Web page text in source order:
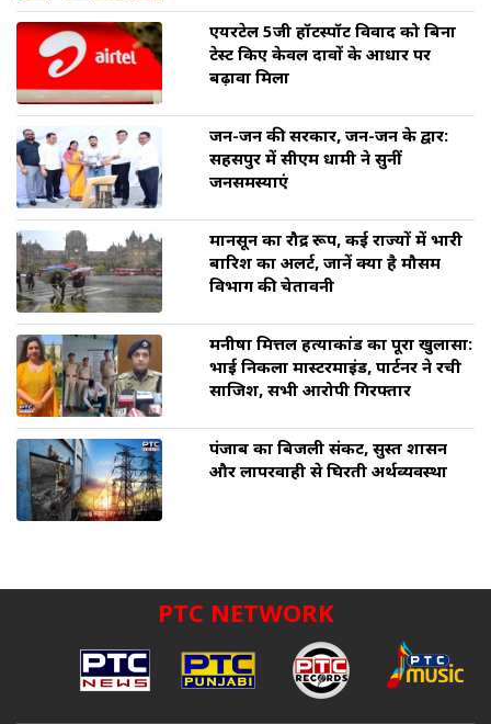
एयरटेल 5जी हॉटस्पॉट विवाद को बिना
टेस्ट किए केवल दावों के आधार पर
बढ़ावा मिला
जन-जन की सरकार, जन-जन के द्वार:
सहसपुर में सीएम धामी ने सुनीं
जनसमस्याएं
मानसून का रौद्र रूप, कई राज्यों में भारी
बारिश का अलर्ट, जानें क्या है मौसम
विभाग की चेतावनी
मनीषा मित्तल हत्याकांड का पूरा खुलासा:
भाई निकला मास्टरमाइंड, पार्टनर ने रची
साजिश, सभी आरोपी गिरफ्तार
पंजाब का बिजली संकट, सुस्त प्रशासन
और लापरवाही से घिरती अर्थव्यवस्था
PTC NETWORK